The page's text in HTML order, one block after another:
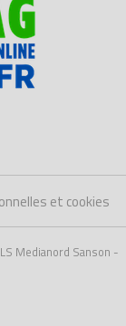
et cookies
Medianord Sanson -